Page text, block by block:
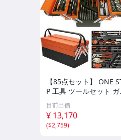
【85点セット】 ONE
P 工具 ツールセット ガ
ージツール 鉄製ケース
備工具セット ホームツー
ルセット ソケッwb
目前出價
¥ 13,170
($2,759)